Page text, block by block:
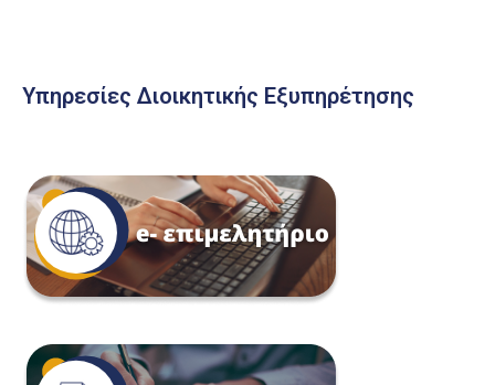
Υπηρεσίες Διοικητικής Εξυπηρέτησης